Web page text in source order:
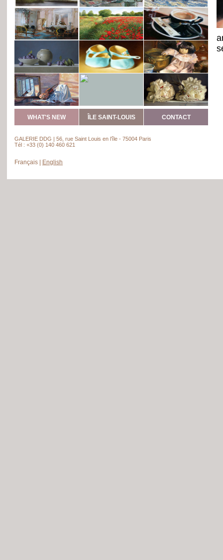
WHAT'S NEW ÎLE SAINT-LOUIS CONTACT
GALERIE DDG | 56, rue Saint Louis en l’île - 75004 Paris
Tél : +33 (0) 140 460 621
Français English